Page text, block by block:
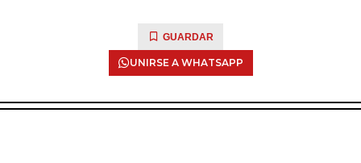
GUARDAR
UNIRSE A WHATSAPP